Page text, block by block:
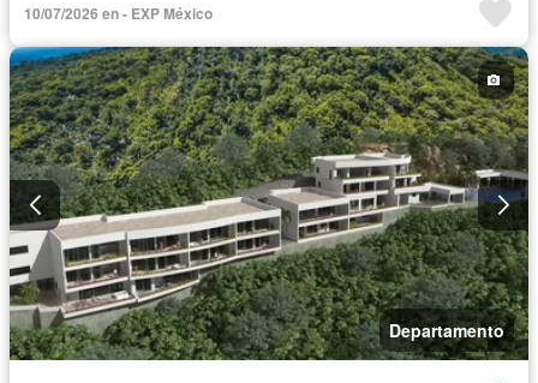
10/07/2026 en - EXP México
Departamento